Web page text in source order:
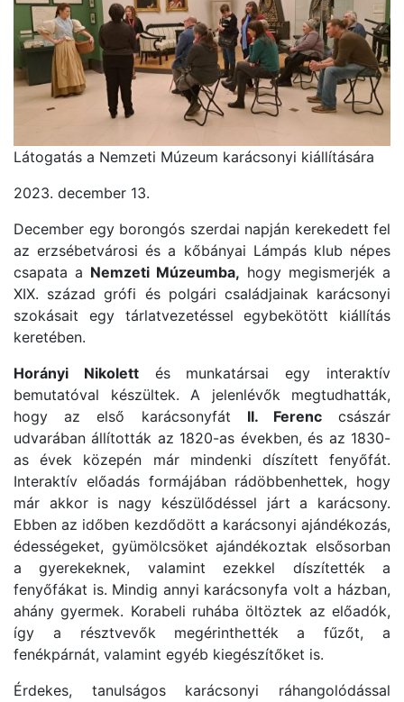
Látogatás a Nemzeti Múzeum karácsonyi kiállítására
2023. december 13.
December egy borongós szerdai napján kerekedett fel
az erzsébetvárosi és a kőbányai Lámpás klub népes
csapata a Nemzeti Múzeumba, hogy megismerjék a
XIX. század grófi és polgári családjainak karácsonyi
szokásait egy tárlatvezetéssel egybekötött kiállítás
keretében.
Horányi Nikolettés munkatársai egy interaktív
bemutatóval készültek. A jelenlévők megtudhatták,
hogy az első karácsonyfát II. Ferenccsászár
udvarában állították az 1820-as években, és az 1830-
as évek közepén már mindenki díszített fenyőfát.
Interaktív előadás formájában rádöbbenhettek, hogy
már akkor is nagy készülődéssel járt a karácsony.
Ebben az időben kezdődött a karácsonyi ajándékozás,
édességeket, gyümölcsöket ajándékoztak elsősorban
a gyerekeknek, valamint ezekkel díszítették a
fenyőfákat is. Mindig annyi karácsonyfa volt a házban,
ahány gyermek. Korabeli ruhába öltöztek az előadók,
így a résztvevők megérinthették a fűzőt, a
fenékpárnát, valamint egyéb kiegészítőket is.
Érdekes, tanulságos karácsonyi ráhangolódással